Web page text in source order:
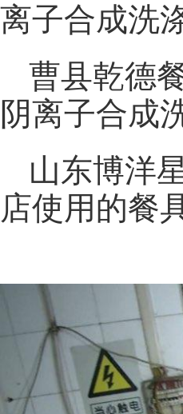
离子合成洗
曹县乾德
阴离子合成
山东博洋
店使用的餐